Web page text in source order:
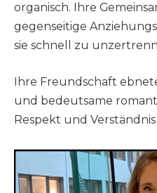
organisch. Ihre
gegenseitige
sie schnell zu
Ihre Freundschaft
und bedeutsame
Respekt und